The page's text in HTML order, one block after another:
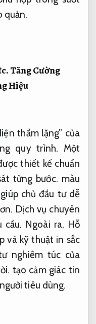
quản.
Tăng Cường
Hiệu
thầm lặng” của
quy trình. Một
thiết kế chuẩn
từng bước. màu
chủ đầu tư dễ
Dịch vụ chuyên
cầu. Ngoài ra, Hỗ
và kỹ thuật in sắc
nghiêm túc của
tạo cảm giác tin
tiêu dùng.